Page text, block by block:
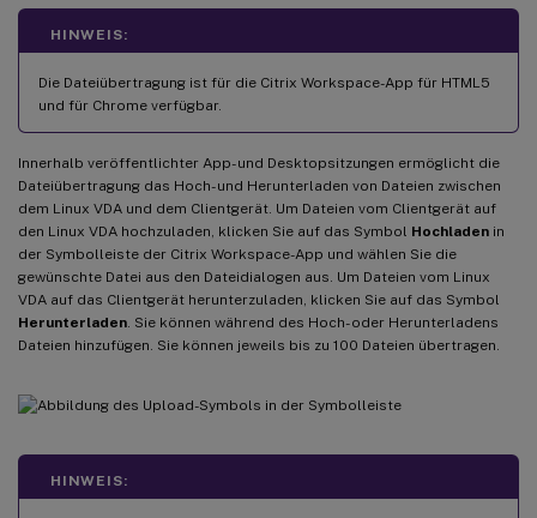
HINWEIS:
Die Dateiübertragung ist für die Citrix Workspace-App für HTML5
und für Chrome verfügbar.
Innerhalb veröffentlichter App- und Desktopsitzungen ermöglicht die
Dateiübertragung das Hoch- und Herunterladen von Dateien zwischen
dem Linux VDA und dem Clientgerät. Um Dateien vom Clientgerät auf
den Linux VDA hochzuladen, klicken Sie auf das Symbol Hochladen in
der Symbolleiste der Citrix Workspace-App und wählen Sie die
gewünschte Datei aus den Dateidialogen aus. Um Dateien vom Linux
VDA auf das Clientgerät herunterzuladen, klicken Sie auf das Symbol
Herunterladen . Sie können während des Hoch- oder Herunterladens
Dateien hinzufügen. Sie können jeweils bis zu 100 Dateien übertragen.
HINWEIS: